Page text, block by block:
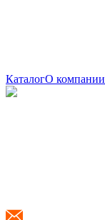
КаталогО компании